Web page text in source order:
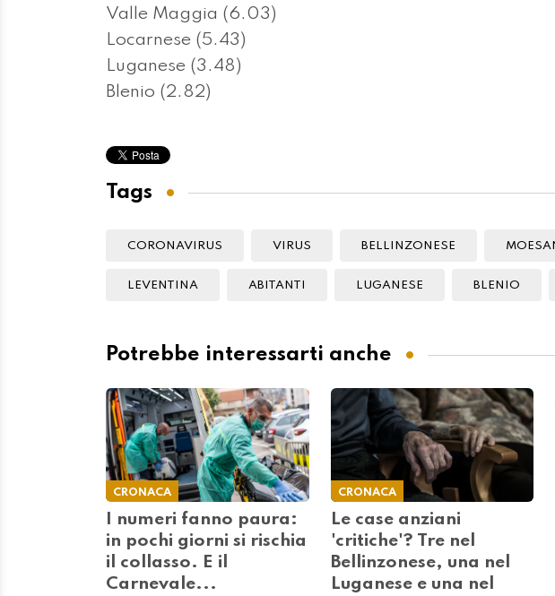
Valle Maggia (6.03)
Locarnese (5.43)
Luganese (3.48)
Blenio (2.82)
Tags
CORONAVIRUS VIRUS BELLINZONESE
LEVENTINA ABITANTI LUGANESE BLENIO
Potrebbe interessarti anche
CRONACA
I numeri fanno paura:
in pochi giorni si rischia
il collasso. E il
Carnevale...
CRONACA
Le case anziani
'critiche'? Tre nel
Bellinzonese, una nel
Luganese e una nel